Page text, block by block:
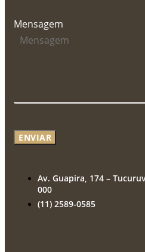
Mensagem
ENVIAR
Av. Guapira, 174 –
000
(11) 2589-0585